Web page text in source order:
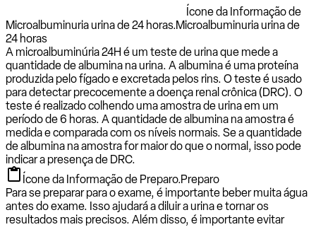
Ícone da Informação de
Microalbuminuria urina de 24 horas.Microalbuminuria urina de
24 horas
A microalbuminúria 24H é um teste de urina que mede a
quantidade de albumina na urina. A albumina é uma proteína
produzida pelo fígado e excretada pelos rins. O teste é usado
para detectar precocemente a doença renal crônica (DRC). O
teste é realizado colhendo uma amostra de urina em um
período de 6 horas. A quantidade de albumina na amostra é
medida e comparada com os níveis normais. Se a quantidade
de albumina na amostra for maior do que o normal, isso pode
indicar a presença de DRC.
Ícone da Informação de Preparo.Preparo
Para se preparar para o exame, é importante beber muita água
antes do exame. Isso ajudará a diluir a urina e tornar os
resultados mais precisos. Além disso, é importante evitar